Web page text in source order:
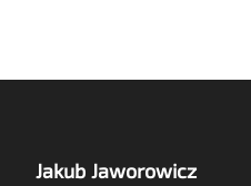
Jakub Jaworowicz